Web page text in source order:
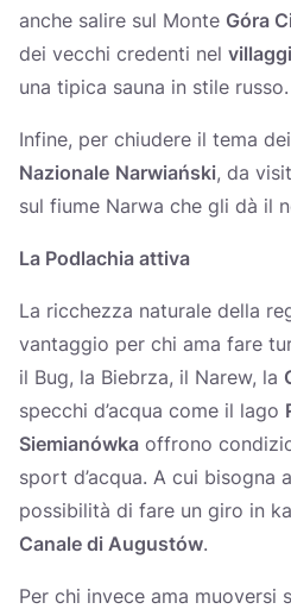
anche salire sul Monte Góra
dei vecchi credenti nel
una tipica sauna in stile russo.
Infine, per chiudere il tema
Nazionale Narwiański, da
sul fiume Narwa che gli dà il
La Podlachia attiva
La ricchezza naturale della
vantaggio per chi ama fare
il Bug, la Biebrza, il Narew, la
specchi d’acqua come il lago
Siemianówka offrono
sport d’acqua. A cui bisogna
possibilità di fare un giro in
Canale di Augustów.
Per chi invece ama muoversi